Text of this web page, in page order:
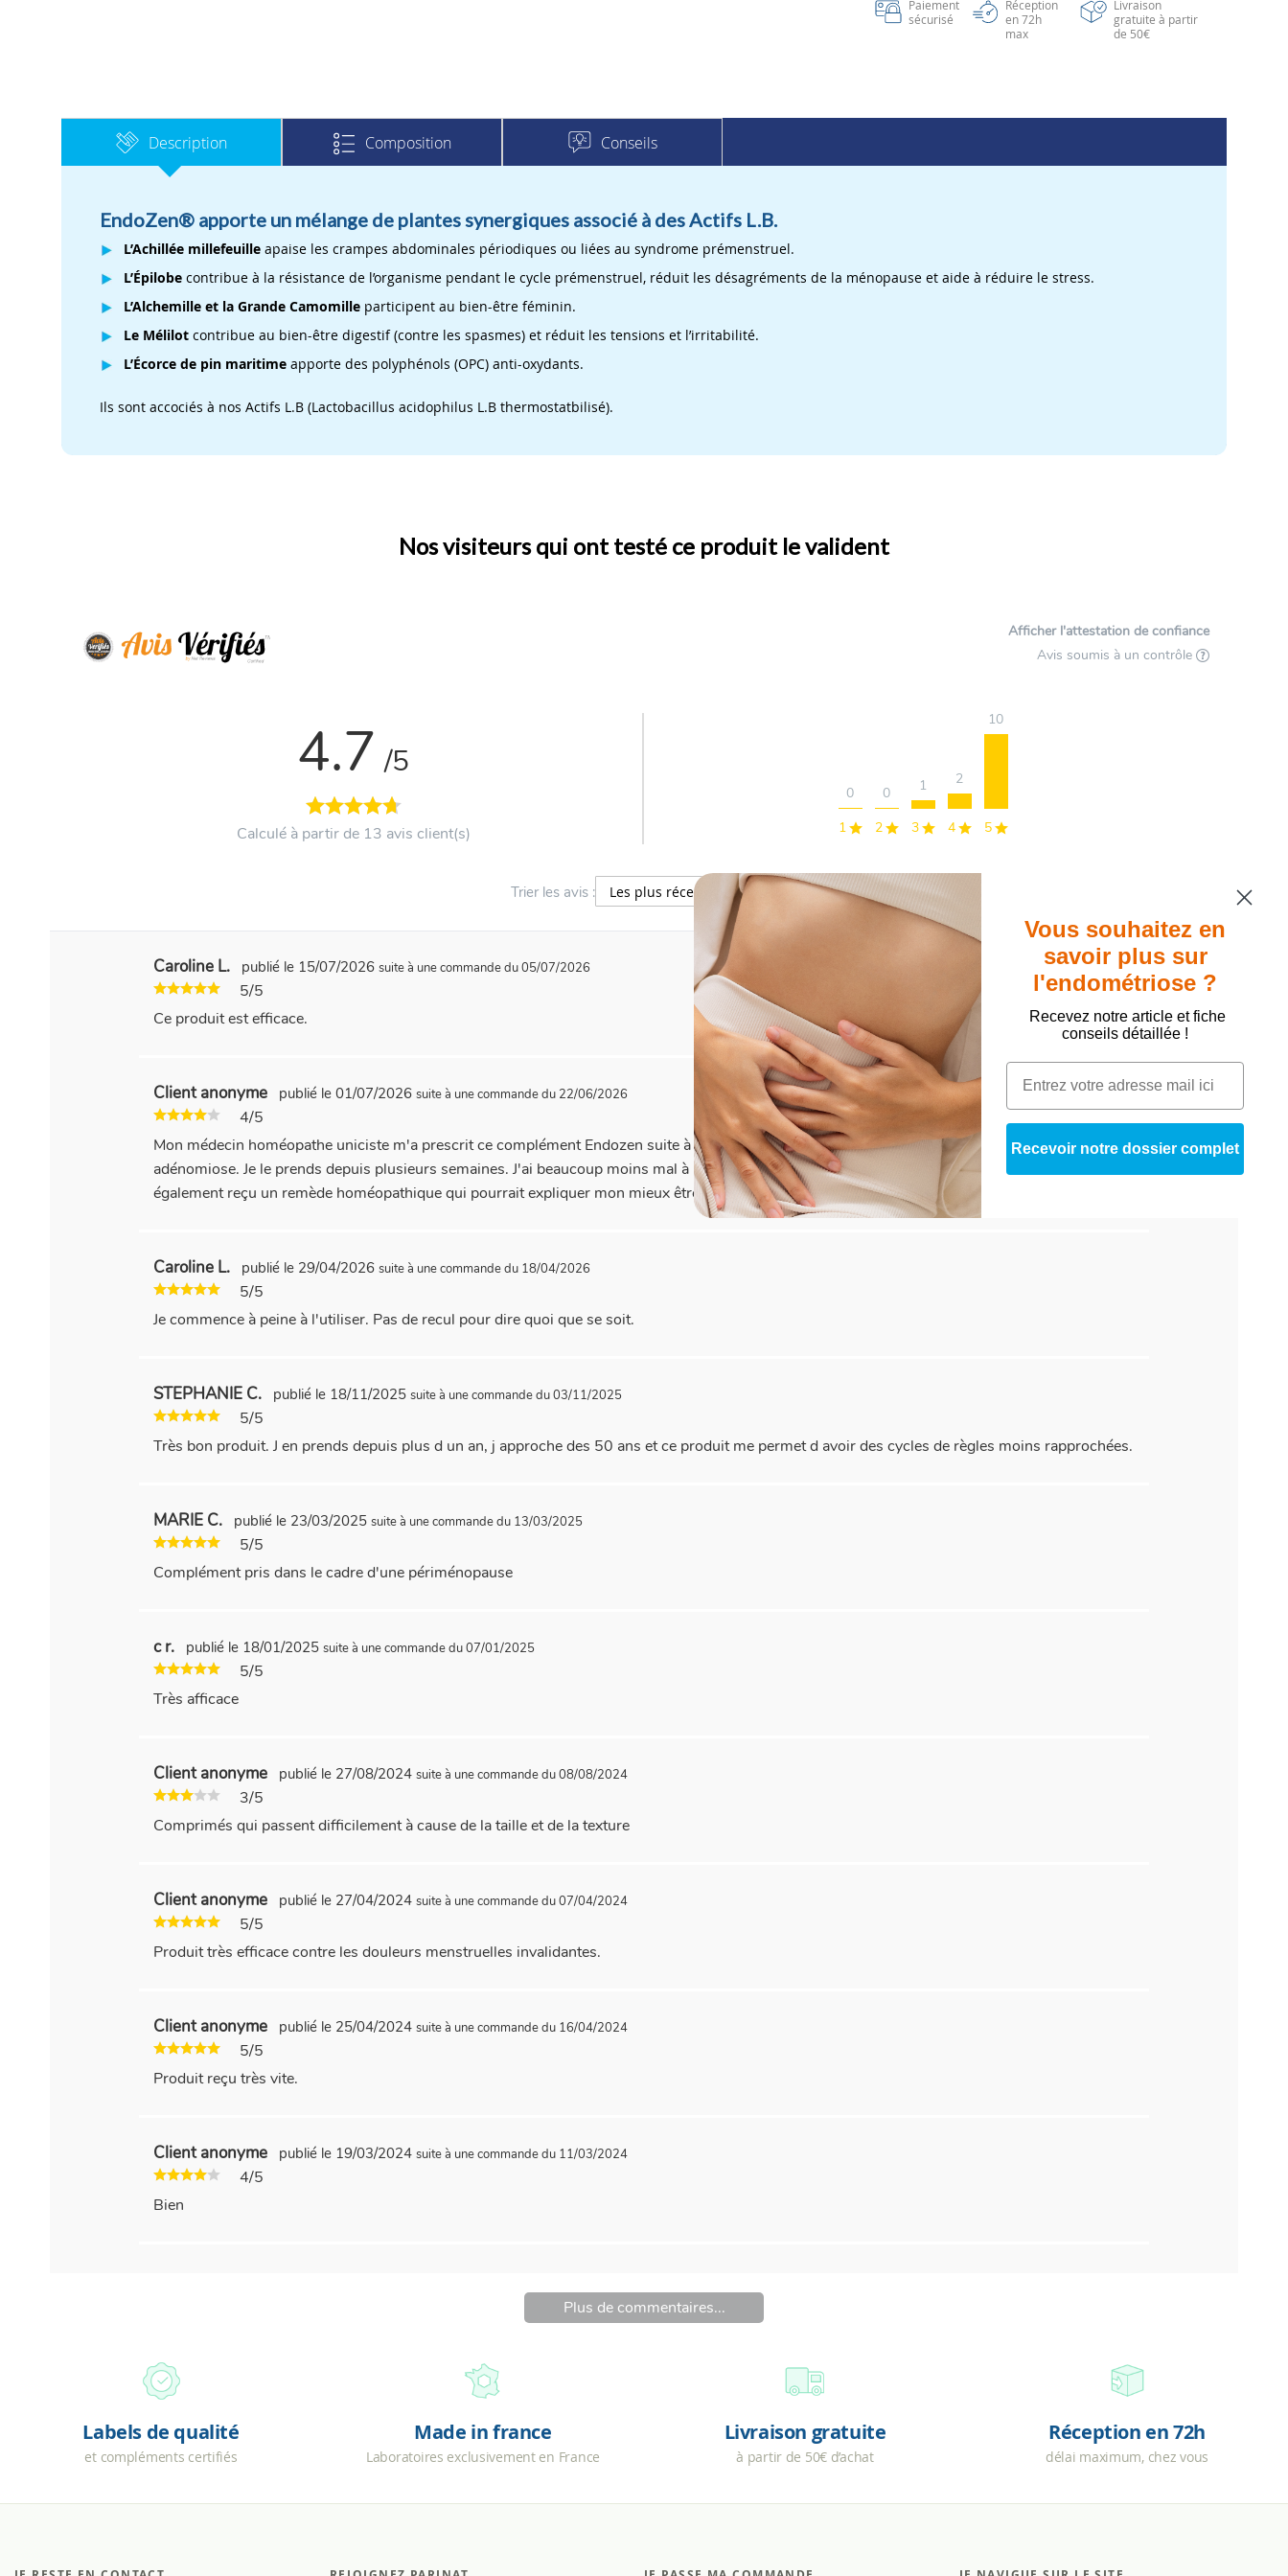
Paiement
sécurisé
Réception
en 72h
max
Livraison
gratuite à partir
de 50€
Description
EndoZen® apporte un mélange de plantes synergiques associé à des Actifs L.B.
L’Achillée millefeuille apaise les crampes abdominales périodiques ou liées au syndrome prémenstruel.
L’Épilobe contribue à la résistance de l’organisme pendant le cycle prémenstruel, réduit les désagréments de la ménopause et aide à réduire le stress.
L’Alchemille et la Grande Camomille participent au bien-être féminin.
Le Mélilot contribue au bien-être digestif (contre les spasmes) et réduit les tensions et l’irritabilité.
L’Écorce de pin maritime apporte des polyphénols (OPC) anti-oxydants.
Ils sont accociés à nos Actifs L.B (Lactobacillus acidophilus L.B thermostatbilisé).
Composition Conseils
Nos visiteurs qui ont testé ce produit le valident
Afficher l'attestation de confiance
Avis soumis à un contrôle
4.7 /5
Calculé à partir de 13 avis client(s) 1
0
2
0
3
1
4
2
5
10
Trier les avis :
Caroline L. publié le 15/07/2026 suite à une commande du 05/07/2026
5/5
Ce produit est efficace.
Client anonyme publié le 01/07/2026 suite à une commande du 22/06/2026
4/5
Mon médecin homéopathe uniciste m'a prescrit ce complément Endozen suite à plusieurs semaines de saignements et le diagnostic d'une
adénomiose. Je le prends depuis plusieurs semaines. J'ai beaucoup moins mal à l'utérus et à l'ovaire gauche. Je sens une réelle amélioration. J'ai
également reçu un remède homéopathique qui pourrait expliquer mon mieux être.
Caroline L. publié le 29/04/2026 suite à une commande du 18/04/2026
5/5
Je commence à peine à l'utiliser. Pas de recul pour dire quoi que se soit.
STEPHANIE C. publié le 18/11/2025 suite à une commande du 03/11/2025
5/5
Très bon produit. J en prends depuis plus d un an, j approche des 50 ans et ce produit me permet d avoir des cycles de règles moins rapprochées.
MARIE C. publié le 23/03/2025 suite à une commande du 13/03/2025
5/5
Complément pris dans le cadre d'une périménopause
c r. publié le 18/01/2025 suite à une commande du 07/01/2025
5/5
Très afficace
Client anonyme publié le 27/08/2024 suite à une commande du 08/08/2024
3/5
Comprimés qui passent difficilement à cause de la taille et de la texture
Client anonyme publié le 27/04/2024 suite à une commande du 07/04/2024
5/5
Produit très efficace contre les douleurs menstruelles invalidantes.
Client anonyme publié le 25/04/2024 suite à une commande du 16/04/2024
5/5
Produit reçu très vite.
Client anonyme publié le 19/03/2024 suite à une commande du 11/03/2024
4/5
Bien
Plus de commentaires...
Labels de qualité
et compléments certifiés
Made in france
Laboratoires exclusivement en France
Livraison gratuite
à partir de 50€ d’achat
Réception en 72h
délai maximum, chez vous
Vous souhaitez en
savoir plus sur
l'endométriose ?
Recevez notre article et fiche
conseils détaillée !
Recevoir notre dossier complet